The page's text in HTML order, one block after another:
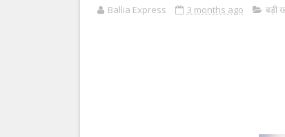
Ballia Express 3 months ago बड़ी